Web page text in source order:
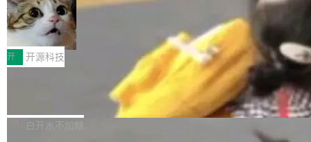
共吸引来自全球工业界与学术界的1...
程、办公、科研以及长周期任务等方面实现了全
面提升。它不仅能应对更具挑战性的问题，还能
更可靠地端到端完成复杂任务，输出值得信赖的
成果。 全球开发者都可通过千问 AI 平台获得 Q
wen3.8 的 API 服务：国内每百万 Tok...
没有发布会，没有预告，直接扔了篇文章出来，
权重已经上传至 Hugging Face。 去年国内的视
频生成模型还在追 Runway 和 Pika 的参数，今
天 MiniMax H3 从架构到许可都摆上台面了。一
个模型，三个模块，两个开源。 H3 由三个模块
组成：H3-Context-IR 负责多模态指令理解和编
排（闭源，提供 API）；H3-Base 是核心生成模
型，33B 参数，负责 768p 音视频生成（开
DeepSeek-V4-Flash正式版API上线超
算互联网
近日，DeepSeek-V4-Flash 正式版 API 开启公
开测试。国家超算互联网正式上线 DeepSeek-V
4-Flash 正式版（DeepSeek-V4-Flash-0731）
模型 API 调用服务和模型文件。 DeepSeek-V4-
Flash-0731 经过大量后训练工作，智能体能力
大幅增强，指令遵循能力大幅增强。在多项基准
开 开源科技
Docker 29.7.1 现已发布，具体更新内容如下：
Bug fixes and enhancements 修复了一个回归
白开水不加糖